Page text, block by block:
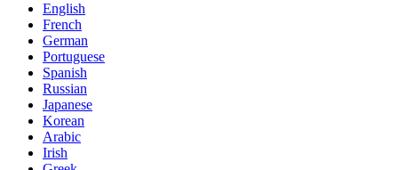
English
French
German
Portuguese
Spanish
Russian
Japanese
Korean
Arabic
Irish